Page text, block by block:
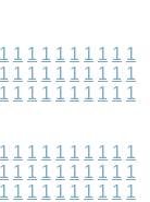
1 1 1 1 1 1 1 1 1 1
1 1 1 1 1 1 1 1 1 1
1 1 1 1 1 1 1 1 1 1
1 1 1 1 1 1 1 1 1 1
1 1 1 1 1 1 1 1 1 1
1 1 1 1 1 1 1 1 1 1